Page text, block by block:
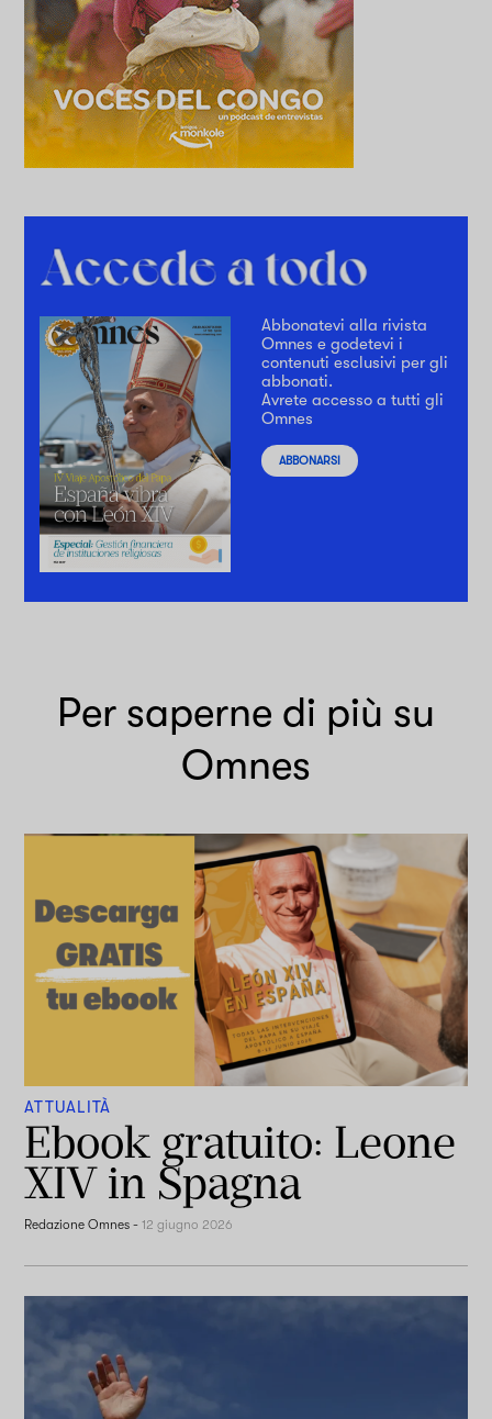
Abbonatevi alla rivista
Omnes e godetevi i
contenuti esclusivi per gli
abbonati.
Avrete accesso a tutti gli
Omnes
ABBONARSI
Per saperne di più su
Omnes
ATTUALITÀ
Ebook gratuito: Leone
XIV in Spagna
Redazione Omnes -12 giugno 2026